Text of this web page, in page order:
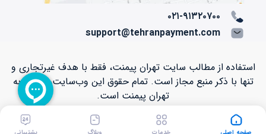
۰۲۱-۹۱۳۲۰۷۰۰
support@tehranpayment.com
استفاده از مطالب سایت تهران پیمنت، فقط با هدف غیرتجاری و
تنها با ذکر منبع مجاز است. تمام حقوق اين وب‌سايت، متعلق به
تهران پیمنت است.
Copyright © ۲۰۱۲ - ۲۰۲۶ TehranPayment.com